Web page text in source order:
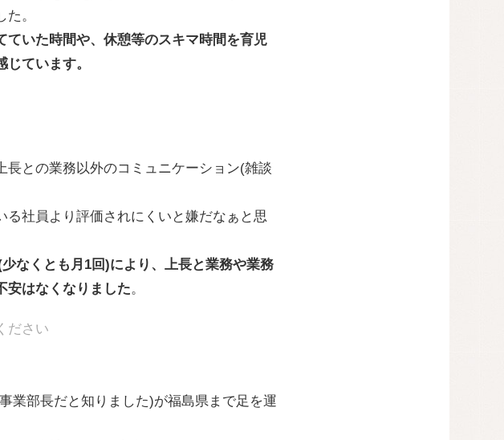
。
いた時間や、休憩等のスキマ時間を育児
ています。
との業務以外のコミュニケーション(雑談
社員より評価されにくいと嫌だなぁと思
なくとも月1回)により、上長と業務や業務
安はなくなりました。
ださい
業部長だと知りました)が福島県まで足を運